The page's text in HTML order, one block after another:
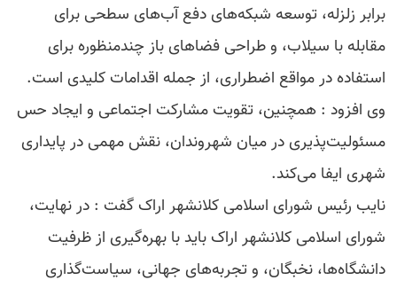
برابر زلزله، توسعه شبکه‌های دفع آب‌های سطحی برای
مقابله با سیلاب، و طراحی فضاهای باز چندمنظوره برای
استفاده در مواقع اضطراری، از جمله اقدامات کلیدی است.
وی افزود : همچنین، تقویت مشارکت اجتماعی و ایجاد حس
مسئولیت‌پذیری در میان شهروندان، نقش مهمی در پایداری
شهری ایفا می‌کند.
نایب رئیس شورای اسلامی کلانشهر اراک گفت : در نهایت،
شورای اسلامی کلانشهر اراک باید با بهره‌گیری از ظرفیت
دانشگاه‌ها، نخبگان، و تجربه‌های جهانی، سیاست‌گذاری